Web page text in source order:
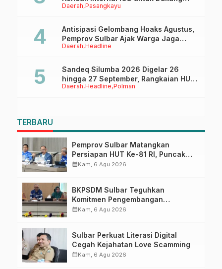
Daerah Pasangkayu
Sertifikasi ISPO Pekebun di
Daerah Headline
Antisipasi Gelombang Hoaks Agustus,
Pemprov Sulbar Ajak Warga Jaga
Ruang Digital
Daerah Headline Polman
Sandeq Silumba 2026 Digelar 26
hingga 27 September, Rangkaian HUT
Sulbar
TERBARU
Pemprov Sulbar Matangkan
Persiapan HUT Ke-81 RI, Puncak
Upacara di Lapangan Ahmad
calendar_monthKam, 6 Agu 2026
BKPSDM Sulbar Teguhkan
Komitmen Pengembangan
Kompetensi ASN melalui
calendar_monthKam, 6 Agu 2026
Sulbar Perkuat Literasi Digital
Cegah Kejahatan Love Scamming
calendar_monthKam, 6 Agu 2026